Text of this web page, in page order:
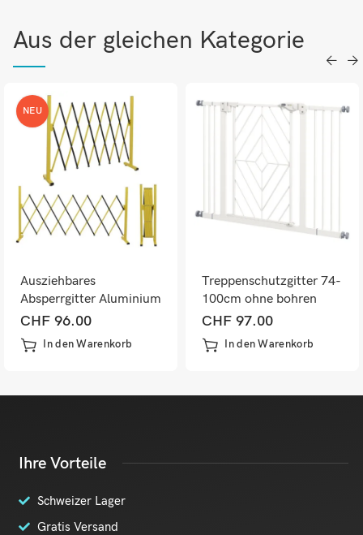
Aus der gleichen Kategorie
NEU
Ausziehbares
Absperrgitter Aluminium
Gelb-Schwarz 103-
200cm
CHF 96.00
In den Warenkorb
Treppenschutzgitter 74-
100cm ohne bohren
automatisch schliessend
Weiss
CHF 97.00
In den Warenkorb
Ihre Vorteile
Schweizer Lager
Gratis Versand